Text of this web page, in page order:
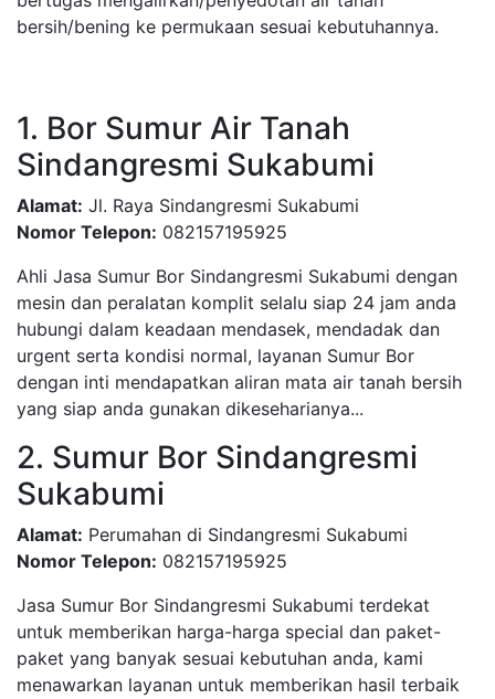
bersih/bening ke permukaan sesuai kebutuhannya.
1. Bor Sumur Air Tanah
Sindangresmi Sukabumi
Alamat: Jl. Raya Sindangresmi Sukabumi
Nomor Telepon: 082157195925
Ahli Jasa Sumur Bor Sindangresmi Sukabumi dengan
mesin dan peralatan komplit selalu siap 24 jam anda
hubungi dalam keadaan mendasek, mendadak dan
urgent serta kondisi normal, layanan Sumur Bor
dengan inti mendapatkan aliran mata air tanah bersih
yang siap anda gunakan dikeseharianya...
2. Sumur Bor Sindangresmi
Sukabumi
Alamat: Perumahan di Sindangresmi Sukabumi
Nomor Telepon: 082157195925
Jasa Sumur Bor Sindangresmi Sukabumi terdekat
untuk memberikan harga-harga special dan paket-
paket yang banyak sesuai kebutuhan anda, kami
menawarkan layanan untuk memberikan hasil terbaik